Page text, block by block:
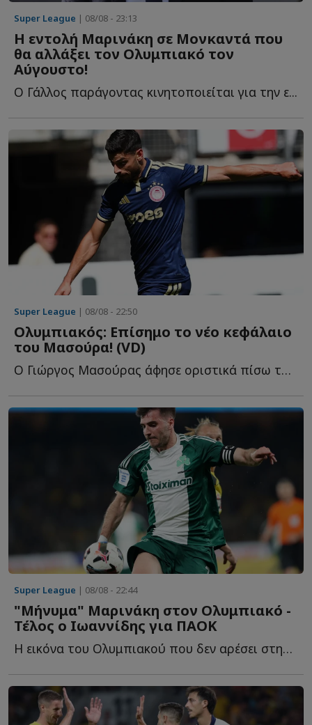
Super League | 08/08 - 23:13
Η εντολή Μαρινάκη σε Μονκαντά που
θα αλλάξει τον Ολυμπιακό τον
Αύγουστο!
Ο Γάλλος παράγοντας κινητοποιείται για την ε...
Super League | 08/08 - 22:50
Ολυμπιακός: Επίσημο το νέο κεφάλαιο
του Μασούρα! (VD)
Ο Γιώργος Μασούρας άφησε οριστικά πίσω του το κεφάλαιο τ...
Super League | 08/08 - 22:44
"Μήνυμα" Μαρινάκη στον Ολυμπιακό -
Τέλος ο Ιωαννίδης για ΠΑΟΚ
Η εικόνα του Ολυμπιακού που δεν αρέσει στην διοίκηση, τ...